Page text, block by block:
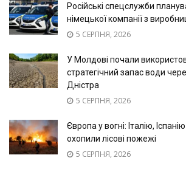
Російські спецслужби
німецької компанії з
5 СЕРПНЯ, 2026
У Молдові почали
стратегічний запас води
Дністра
5 СЕРПНЯ, 2026
Європа у вогні: Італію,
охопили лісові пожежі
5 СЕРПНЯ, 2026